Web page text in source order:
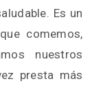
Es un
comemos,
nuestros
presta más